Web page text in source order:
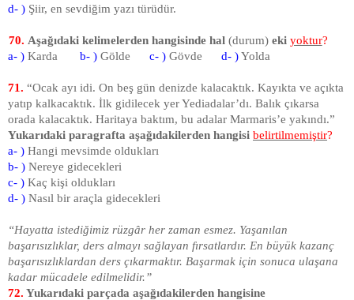
d- ) Şiir, en sevdiğim yazı türüdür.
70. Aşağıdaki kelimelerden hangisinde hal (durum)eki yoktur?
a- ) Karda b- ) Gölde c- ) Gövde d- )Yolda
71. “Ocak ayı idi. On beş gün denizde kalacaktık. Kayıkta ve açıkta
yatıp kalkacaktık. İlk gidilecek yer Yediadalar’dı. Balık çıkarsa
orada kalacaktık. Haritaya baktım, bu adalar Marmaris’e yakındı.”
Yukarıdaki paragrafta aşağıdakilerden hangisi belirtilmemiştir?
a- ) Hangi mevsimde oldukları
b- ) Nereye gidecekleri
c- ) Kaç kişi oldukları
d- ) Nasıl bir araçla gidecekleri
“Hayatta istediğimiz rüzgâr her zaman esmez. Yaşanılan
başarısızlıklar, ders almayı sağlayan fırsatlardır. En büyük kazanç
başarısızlıklardan ders çıkarmaktır. Başarmak için sonuca ulaşana
kadar mücadele edilmelidir.”
72. Yukarıdaki parçada aşağıdakilerden hangisine